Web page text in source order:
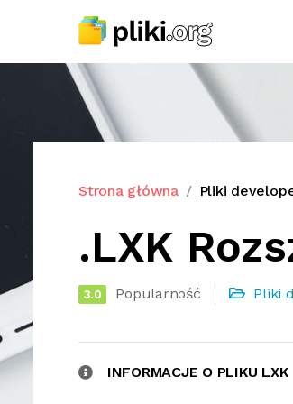
Strona główna Pliki
.LXK
3.0 Popularność Pliki
INFORMACJE O PLIKU LXK